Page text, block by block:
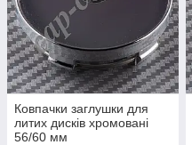
Ковпачки заглушки для
литих дисків хромовані
56/60 мм